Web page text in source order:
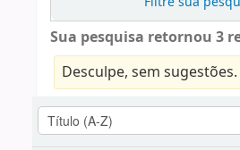
Sua pesquisa retornou 3
Desculpe, sem sugestões.